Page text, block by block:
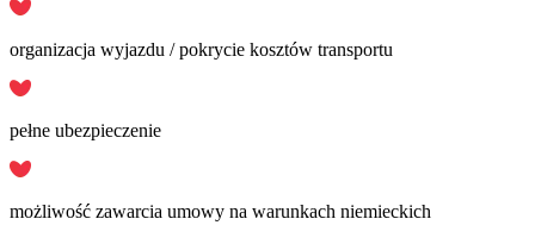
organizacja wyjazdu / pokrycie kosztów transportu
pełne ubezpieczenie
możliwość zawarcia umowy na warunkach niemieckich